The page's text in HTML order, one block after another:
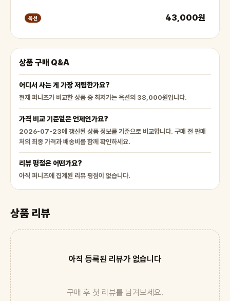
옥션 43,000원
상품 구매 Q&A
어디서 사는 게 가장 저렴한가요?
현재 퍼니즈가 비교한 상품 중 최저가는 옥션의 38,000원입니다.
가격 비교 기준일은 언제인가요?
2026-07-23에 갱신된 상품 정보를 기준으로 비교합니다. 구매 전 판매
처의 최종 가격과 배송비를 함께 확인하세요.
리뷰 평점은 어떤가요?
아직 퍼니즈에 집계된 리뷰 평점이 없습니다.
상품 리뷰
아직 등록된 리뷰가 없습니다
구매 후 첫 리뷰를 남겨보세요.